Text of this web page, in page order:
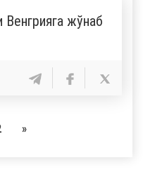
жўнаб
»